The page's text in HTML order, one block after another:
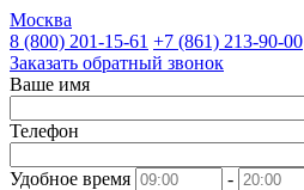
Москва
8 (800) 201-15-61 +7 (861) 213-90-00
Заказать обратный звонок
Ваше имя
Телефон
Удобное время -